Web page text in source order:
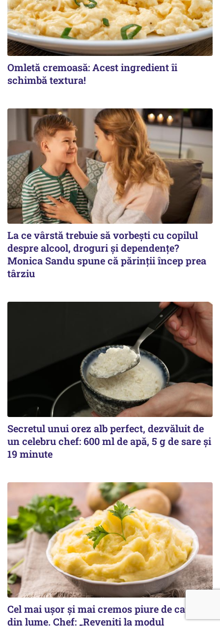
Omletă cremoasă: Acest ingredient îi
schimbă textura!
La ce vârstă trebuie să vorbești cu copilul
despre alcool, droguri și dependențe?
Monica Sandu spune că părinții încep prea
târziu
Secretul unui orez alb perfect, dezvăluit de
un celebru chef: 600 ml de apă, 5 g de sare și
19 minute
Cel mai ușor și mai cremos piure de cartofi
din lume. Chef: „Reveniți la modul